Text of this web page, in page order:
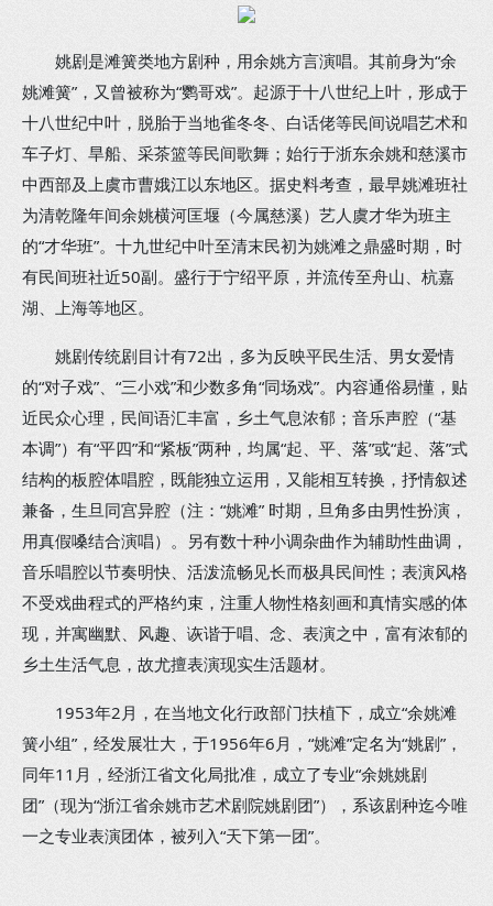
姚剧是滩簧类地方剧种，用余姚方言演唱。其前身为“余
姚滩簧”，又曾被称为“鹦哥戏”。起源于十八世纪上叶，形成于
十八世纪中叶，脱胎于当地雀冬冬、白话佬等民间说唱艺术和
车子灯、旱船、采茶篮等民间歌舞；始行于浙东余姚和慈溪市
中西部及上虞市曹娥江以东地区。据史料考查，最早姚滩班社
为清乾隆年间余姚横河匡堰（今属慈溪）艺人虞才华为班主
的“才华班”。十九世纪中叶至清末民初为姚滩之鼎盛时期，时
有民间班社近50副。盛行于宁绍平原，并流传至舟山、杭嘉
湖、上海等地区。
姚剧传统剧目计有72出，多为反映平民生活、男女爱情
的“对子戏”、“三小戏”和少数多角“同场戏”。内容通俗易懂，贴
近民众心理，民间语汇丰富，乡土气息浓郁；音乐声腔（“基
本调”）有“平四”和“紧板”两种，均属“起、平、落”或“起、落”式
结构的板腔体唱腔，既能独立运用，又能相互转换，抒情叙述
兼备，生旦同宫异腔（注：“姚滩” 时期，旦角多由男性扮演，
用真假嗓结合演唱）。另有数十种小调杂曲作为辅助性曲调，
音乐唱腔以节奏明快、活泼流畅见长而极具民间性；表演风格
不受戏曲程式的严格约束，注重人物性格刻画和真情实感的体
现，并寓幽默、风趣、诙谐于唱、念、表演之中，富有浓郁的
乡土生活气息，故尤擅表演现实生活题材。
1953年2月，在当地文化行政部门扶植下，成立“余姚滩
簧小组”，经发展壮大，于1956年6月，“姚滩”定名为“姚剧”，
同年11月，经浙江省文化局批准，成立了专业“余姚姚剧
团”（现为“浙江省余姚市艺术剧院姚剧团”），系该剧种迄今唯
一之专业表演团体，被列入“天下第一团”。